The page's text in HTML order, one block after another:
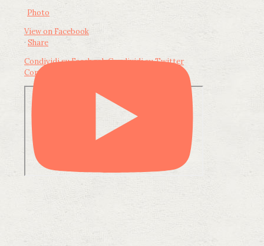
Photo
View on Facebook
· Share
Condividi su FacebookCondividi su Twitter
Condividi su LinkedIn